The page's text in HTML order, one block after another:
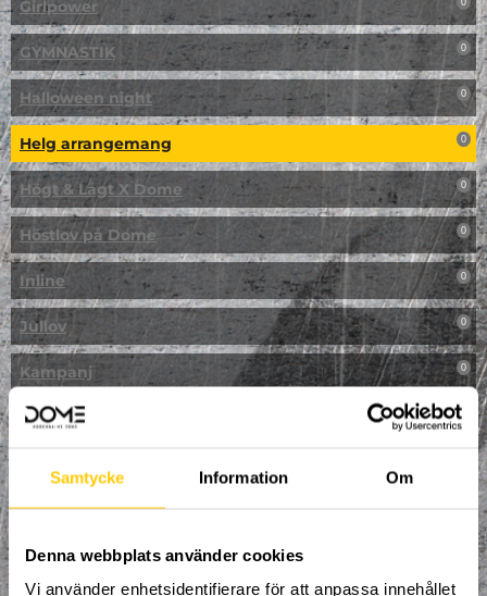
Samtycke Information Om
Denna webbplats använder cookies
Vi använder enhetsidentifierare för att anpassa innehållet
Girlpower 0
GYMNASTIK 0
Halloween night 0
Helg arrangemang 0
Högt & Lågt X Dome 0
Höstlov på Dome 0
Inline 0
Jullov 0
Kampanj 0
Kickbike 0
Klättring
LAN